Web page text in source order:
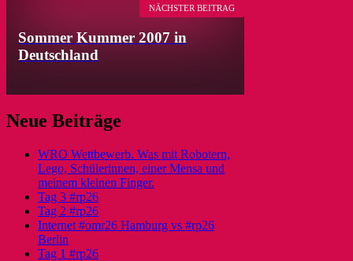
Sommer Kummer 2007 in
Deutschland
NÄCHSTER BEITRAG
Neue Beiträge
WRO Wettbewerb. Was mit Robotern,
Lego, Schülerinnen, einer Mensa und
meinem kleinen Finger.
Tag 3 #rp26
Tag 2 #rp26
Internet #omr26 Hamburg vs #rp26
Berlin
Tag 1 #rp26